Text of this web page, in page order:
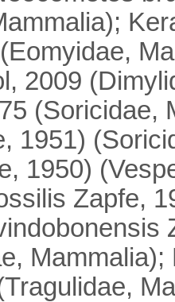
2009
(Soricidae,
1951)
1950)
Zapfe,